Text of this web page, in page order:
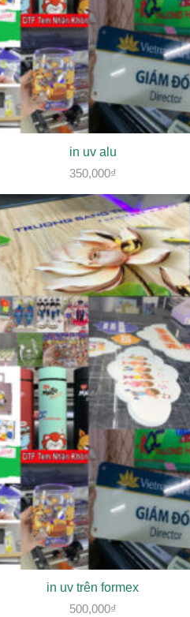
in uv alu
350,000₫
in uv trên formex
500,000₫